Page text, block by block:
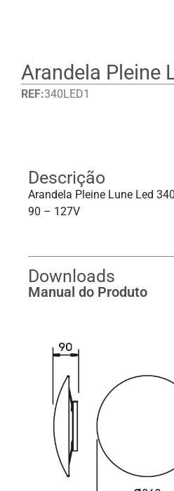
Arandela Pleine
REF:340LED1
Descrição
Arandela Pleine Lune Led
90 – 127V
Downloads
Manual do Produto